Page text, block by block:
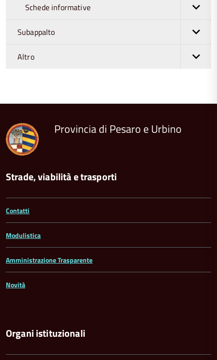
Schede informative
Subappalto
Altro
del
Provincia di Pesaro e Urbino
Strade, viabilità e trasporti
Contatti
Modulistica
Amministrazione Trasparente
Novità
Organi istituzionali